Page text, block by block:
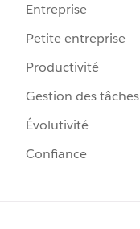
Entreprise
Petite entreprise
Productivité
Gestion des tâches
Évolutivité
Confiance